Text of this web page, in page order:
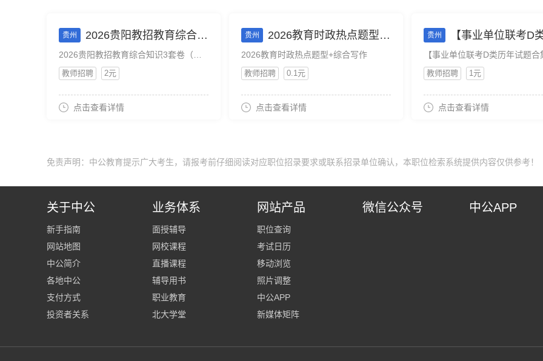
贵州 2026贵阳教招教育综合知识3套卷（电子版）
教师招聘 2元
点击查看详情
贵州 2026教育时政热点题型+综合写作
2026教育时政热点题型+综合写作
教师招聘 0.1元
点击查看详情
贵州 【事业单位联考D类历年试题合集】适用26事业单位联考
教师招聘 1元
点击查看详情
免责声明：中公教育提示广大考生，请报考前仔细阅读对应职位招录要求或联系招录单位确认，本职位检索系统提供内容仅供参考！
关于中公
新手指南
网站地图
中公简介
各地中公
支付方式
投资者关系
业务体系
面授辅导
网校课程
直播课程
辅导用书
职业教育
北大学堂
网站产品
职位查询
考试日历
移动浏览
照片调整
中公APP
新媒体矩阵
微信公众号 中公APP